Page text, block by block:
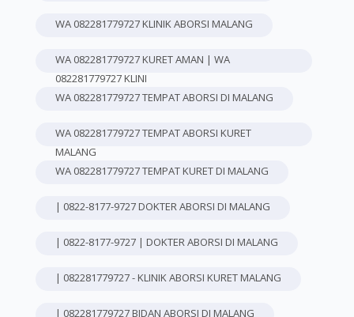
WA 082281779727 KLINIK ABORSI MALANG
WA 082281779727 KURET AMAN | WA
082281779727 KLINI
WA 082281779727 TEMPAT ABORSI DI MALANG
WA 082281779727 TEMPAT ABORSI KURET
MALANG
WA 082281779727 TEMPAT KURET DI MALANG
| 0822-8177-9727 DOKTER ABORSI DI MALANG
| 0822-8177-9727 | DOKTER ABORSI DI MALANG
| 082281779727 - KLINIK ABORSI KURET MALANG
| 082281779727 BIDAN ABORSI DI MALANG